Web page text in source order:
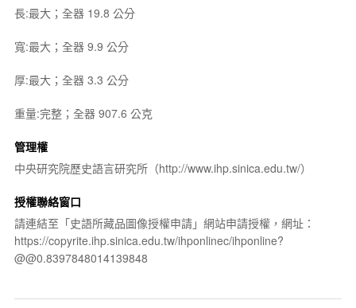
長:最大；全器 19.8 公分
寬:最大；全器 9.9 公分
厚:最大；全器 3.3 公分
重量:完整；全器 907.6 公克
管理權
中央研究院歷史語言研究所（http://www.ihp.sinica.edu.tw/）
授權聯絡窗口
請連結至「史語所藏品圖像授權申請」網站申請授權，網址：
https://copyrite.ihp.sinica.edu.tw/ihponlinec/ihponline?
@@0.8397848014139848